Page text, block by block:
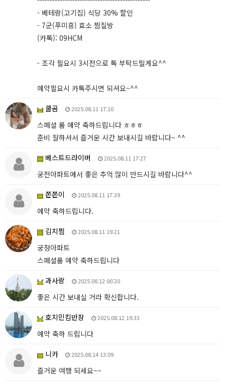
- 베테랑(고기집) 식당 30% 할인
- 7군(푸미흥) 효소 찜질방
(카톡): 09HCM
- 조각 필요시 3시전으로 톡 부탁드릴게요^^
예약필요시 카톡주시면 되셔요~^^
쿨곰
2025.08.11 17:10
스페셜 룸 예약 축하드립니다 ㅎㅎㅎ
준비 잘하셔서 즐거운 시간 보내시길 바랍니다~ ^^
베스트드라이버
2025.08.11 17:27
궁전아파트에서 좋은 추억 많이 만드시길 바랍니다^^
쫀쫀이
2025.08.11 17:39
예약 축하드립니다.
김치찜
2025.08.11 19:21
궁정아파트
스페셜룸 예약 축하드립니다
과사랑
2025.08.12 00:20
좋은 시간 보내실 거라 확신합니다.
호치민킴반장
2025.08.12 19:33
예약 축하 드립니다
니카
2025.08.14 13:09
즐거운 여행 되세요~~